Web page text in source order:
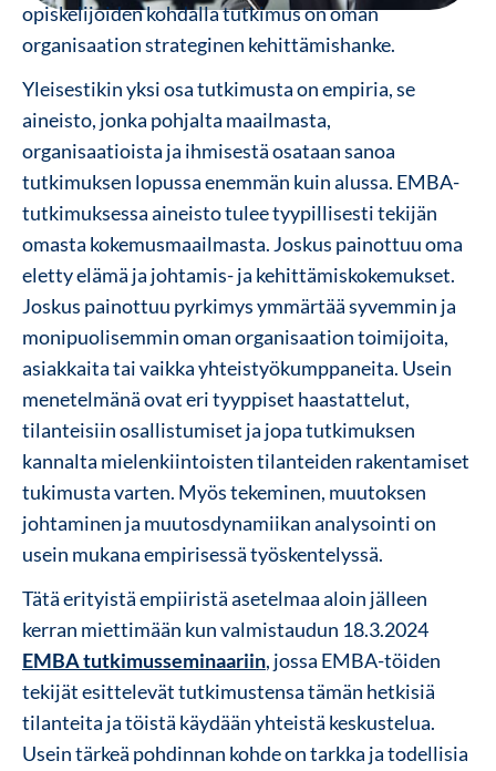
opiskelijoiden kohdalla tutkimus on oman
organisaation strateginen kehittämishanke.
Yleisestikin yksi osa tutkimusta on empiria, se
aineisto, jonka pohjalta maailmasta,
organisaatioista ja ihmisestä osataan sanoa
tutkimuksen lopussa enemmän kuin alussa. EMBA-
tutkimuksessa aineisto tulee tyypillisesti tekijän
omasta kokemusmaailmasta. Joskus painottuu oma
eletty elämä ja johtamis- ja kehittämiskokemukset.
Joskus painottuu pyrkimys ymmärtää syvemmin ja
monipuolisemmin oman organisaation toimijoita,
asiakkaita tai vaikka yhteistyökumppaneita. Usein
menetelmänä ovat eri tyyppiset haastattelut,
tilanteisiin osallistumiset ja jopa tutkimuksen
kannalta mielenkiintoisten tilanteiden rakentamiset
tukimusta varten. Myös tekeminen, muutoksen
johtaminen ja muutosdynamiikan analysointi on
usein mukana empirisessä työskentelyssä.
Tätä erityistä empiiristä asetelmaa aloin jälleen
kerran miettimään kun valmistaudun 18.3.2024
EMBA tutkimusseminaariin, jossa EMBA-töiden
tekijät esittelevät tutkimustensa tämän hetkisiä
tilanteita ja töistä käydään yhteistä keskustelua.
Usein tärkeä pohdinnan kohde on tarkka ja todellisia